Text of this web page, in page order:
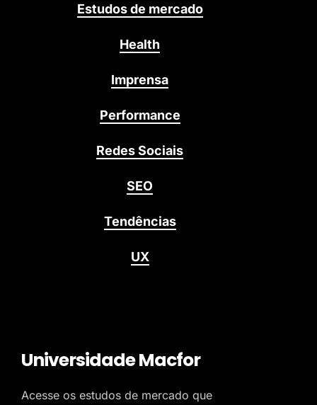
Estudos de mercado
Health
Imprensa
Performance
Redes Sociais
SEO
Tendências
UX
Universidade Macfor
Acesse os estudos de mercado que